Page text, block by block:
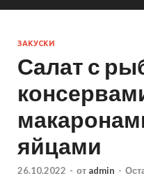
ЗАКУСКИ
Салат с
яйцами
26.10.2022 - от admin -